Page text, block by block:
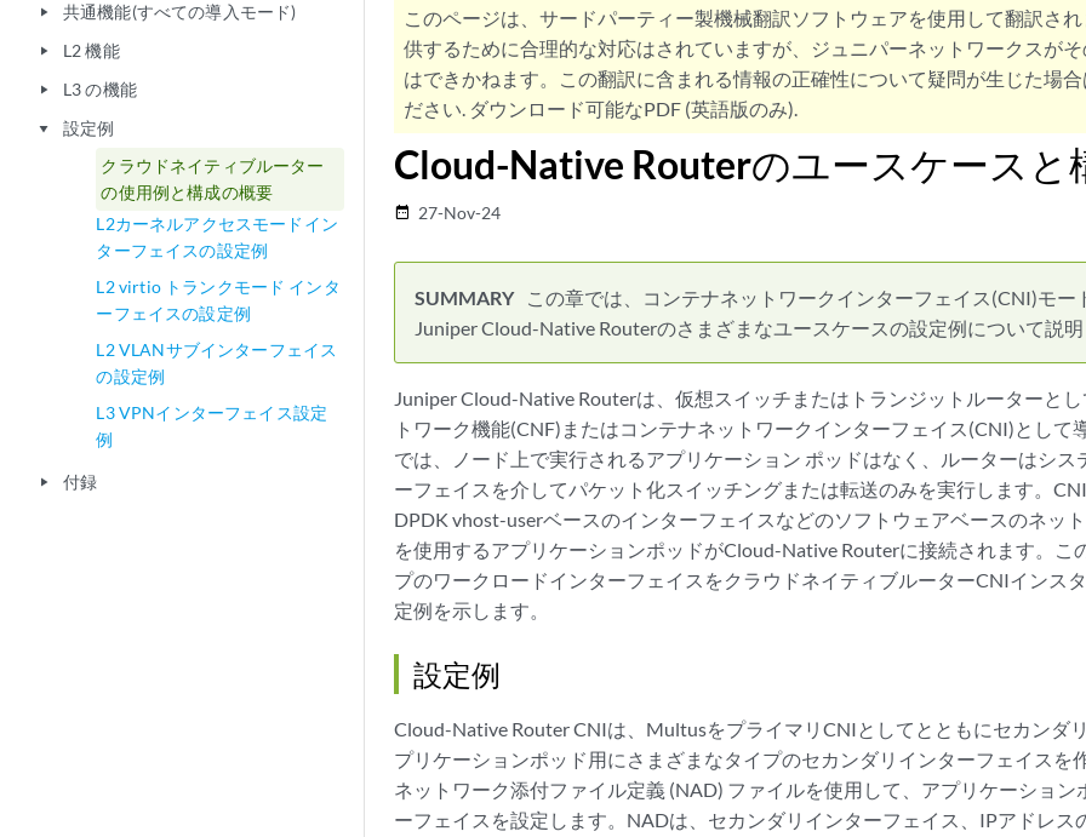
play_arrow 共通機能(すべての導入モード)
play_arrow L2 機能
play_arrow L3 の機能
play_arrow
設定例
クラウドネイティブルーター
の使用例と構成の概要
L2カーネルアクセスモードイン
ターフェイスの設定例
L2 virtio トランクモード インタ
ーフェイスの設定例
L2 VLANサブインターフェイス
の設定例
L3 VPNインターフェイス設定
例
play_arrow 付録
このページは、サードパーティー製機械翻訳ソフトウェアを使用して翻訳さ
供するために合理的な対応はされていますが、ジュニパーネットワークスが
はできかねます。この翻訳に含まれる情報の正確性について疑問が生じた場合
ださい. ダウンロード可能なPDF (英語版のみ).
Cloud-Native Routerのユースケースと
date_range 27-Nov-24
この章では、コンテナネットワークインターフェイス(CNI)モー
Juniper Cloud-Native Routerのさまざまなユースケースの設定例について説明
Juniper Cloud-Native Routerは、仮想スイッチまたはトランジットルーターと
トワーク機能(CNF)またはコンテナネットワークインターフェイス(CNI)として
では、ノード上で実行されるアプリケーション ポッドはなく、ルーターはシス
ーフェイスを介してパケット化スイッチングまたは転送のみを実行します。
DPDK vhost-userベースのインターフェイスなどのソフトウェアベースのネッ
を使用するアプリケーションポッドがCloud-Native Routerに接続されます。こ
プのワークロードインターフェイスをクラウドネイティブルーターCNIインス
定例を示します。
設定例
Cloud-Native Router CNIは、MultusをプライマリCNIとしてとともにセカンダ
プリケーションポッド用にさまざまなタイプのセカンダリインターフェイスを
ネットワーク添付ファイル定義 (NAD) ファイルを使用して、アプリケーション
ーフェイスを設定します。NADは、セカンダリインターフェイス、IPアドレス